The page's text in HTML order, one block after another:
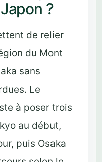
?
de relier
du Mont
sans
Le
à poser trois
au début,
puis Osaka